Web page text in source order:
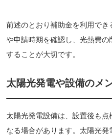
前述のとおり補助金を利用で
や申請時期を確認し、光熱費
することが大切です。
太陽光発電や設備のメ
太陽光発電設備は、設置後も
なる場合があります。太陽光